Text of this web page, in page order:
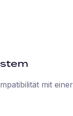
mit einer